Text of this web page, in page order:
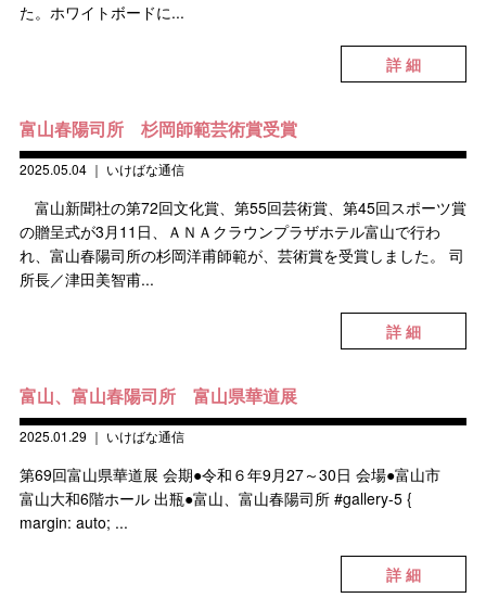
た。ホワイトボードに...
詳 細
富山春陽司所 杉岡師範芸術賞受賞
2025.05.04｜ いけばな通信
富山新聞社の第72回文化賞、第55回芸術賞、第45回スポーツ賞
の贈呈式が3月11日、ＡＮＡクラウンプラザホテル富山で行わ
れ、富山春陽司所の杉岡洋甫師範が、芸術賞を受賞しました。 司
所長／津田美智甫...
詳 細
富山、富山春陽司所 富山県華道展
2025.01.29 ｜ いけばな通信
第69回富山県華道展 会期●令和６年9月27～30日 会場●富山市
富山大和6階ホール 出瓶●富山、富山春陽司所 #gallery-5 {
margin: auto; ...
詳 細